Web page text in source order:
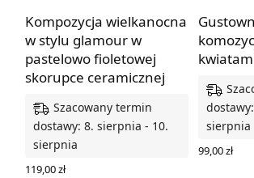
Kompozycja wielkanocna
w stylu glamour w
pastelowo fioletowej
skorupce ceramicznej
Szacowany termin
dostawy: 8. sierpnia - 10.
sierpnia
119,00zł
sierpnia
99,00zł